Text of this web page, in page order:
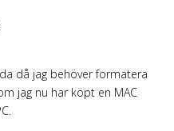
då jag behöver formatera
jag nu har köpt en MAC